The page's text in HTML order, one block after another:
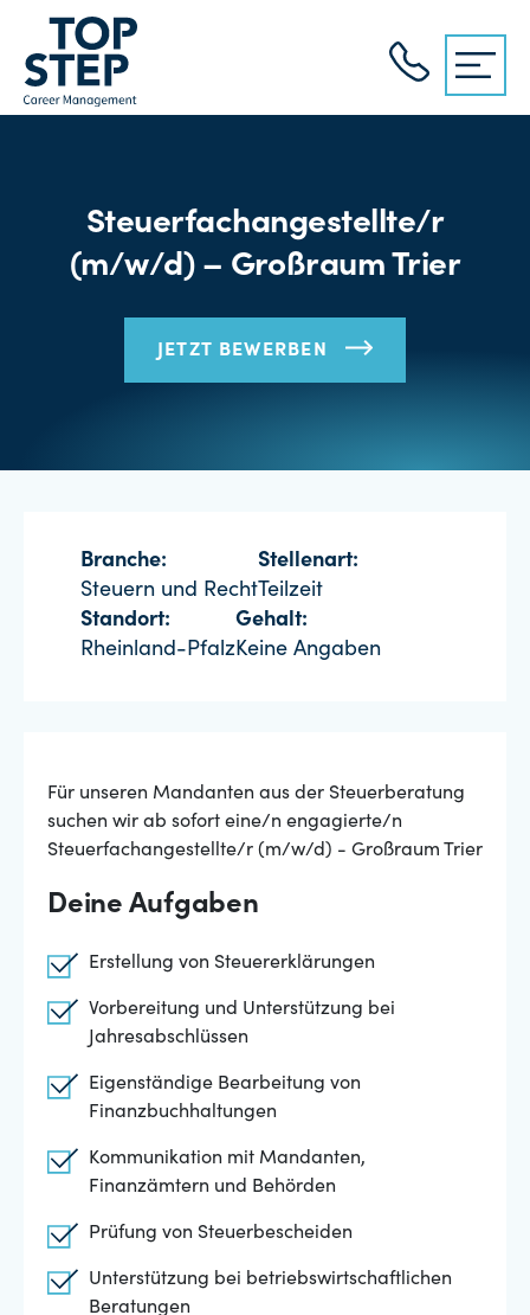
Steuerfachangestellte/r
(m/w/d) – Großraum Trier
JETZT BEWERBEN
Branche:
Steuern und Recht
Stellenart:
Teilzeit
Standort:
Rheinland-Pfalz
Gehalt:
Keine Angaben
Für unseren Mandanten aus der Steuerberatung
suchen wir ab sofort eine/n engagierte/n
Steuerfachangestellte/r (m/w/d) - Großraum Trier
Deine Aufgaben
Erstellung von Steuererklärungen
Vorbereitung und Unterstützung bei
Jahresabschlüssen
Eigenständige Bearbeitung von
Finanzbuchhaltungen
Kommunikation mit Mandanten,
Finanzämtern und Behörden
Prüfung von Steuerbescheiden
Unterstützung bei betriebswirtschaftlichen
Beratungen